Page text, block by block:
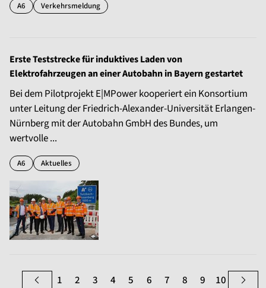
A6 Verkehrsmeldung
Erste Teststrecke für induktives Laden von
Elektrofahrzeugen an einer Autobahn in Bayern gestartet
Bei dem Pilotprojekt E|MPower kooperiert ein Konsortium
unter Leitung der Friedrich-Alexander-Universität Erlangen-
Nürnberg mit der Autobahn GmbH des Bundes, um
wertvolle ...
A6 Aktuelles
1 2 3 4 5 6 7 8 9 10